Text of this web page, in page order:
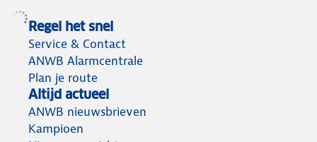
Regel het snel
Service & Contact
ANWB Alarmcentrale
Plan je route
Altijd actueel
ANWB nieuwsbrieven
Kampioen